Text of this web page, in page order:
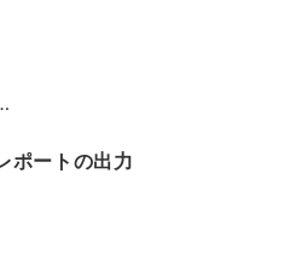
ートの出力